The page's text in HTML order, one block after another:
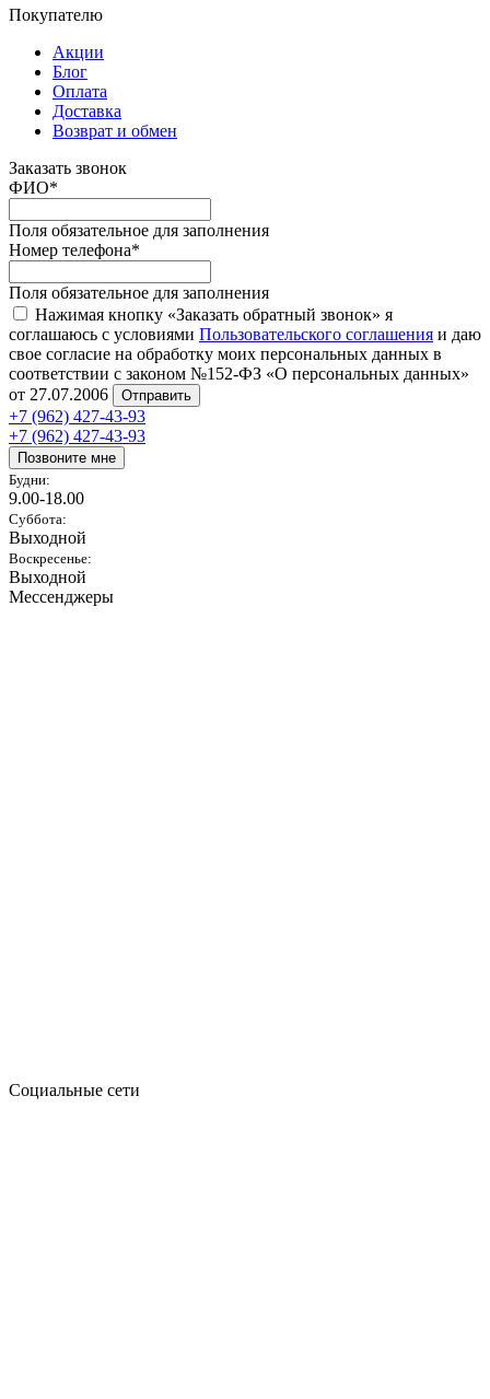
Покупателю
Акции
Блог
Оплата
Доставка
Возврат и обмен
Заказать звонок
ФИО*
Поля обязательное для заполнения
Номер телефона*
Поля обязательное для заполнения
Нажимая кнопку «Заказать обратный звонок» я
соглашаюсь с условиями Пользовательского соглашения и даю
свое согласие на обработку моих персональных данных в
соответствии с законом №152-ФЗ «О персональных данных»
от 27.07.2006
Отправить
+7 (962) 427-43-93
+7 (962) 427-43-93
Позвоните мне
Будни:
9.00-18.00
Суббота:
Выходной
Воскресенье:
Выходной
Мессенджеры
Социальные сети